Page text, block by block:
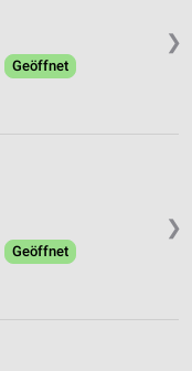
❯
Geöffnet
❯
Geöffnet